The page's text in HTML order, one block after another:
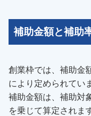
補助金額と補助
創業枠では、補助金
により定められてい
補助金額は、補助対
を乗じて算定されま